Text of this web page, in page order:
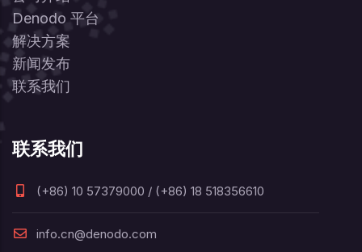
Denodo 平台
解决方案
新闻发布
联系我们
联系我们
(+86) 10 57379000 / (+86) 18 518356610
info.cn@denodo.com